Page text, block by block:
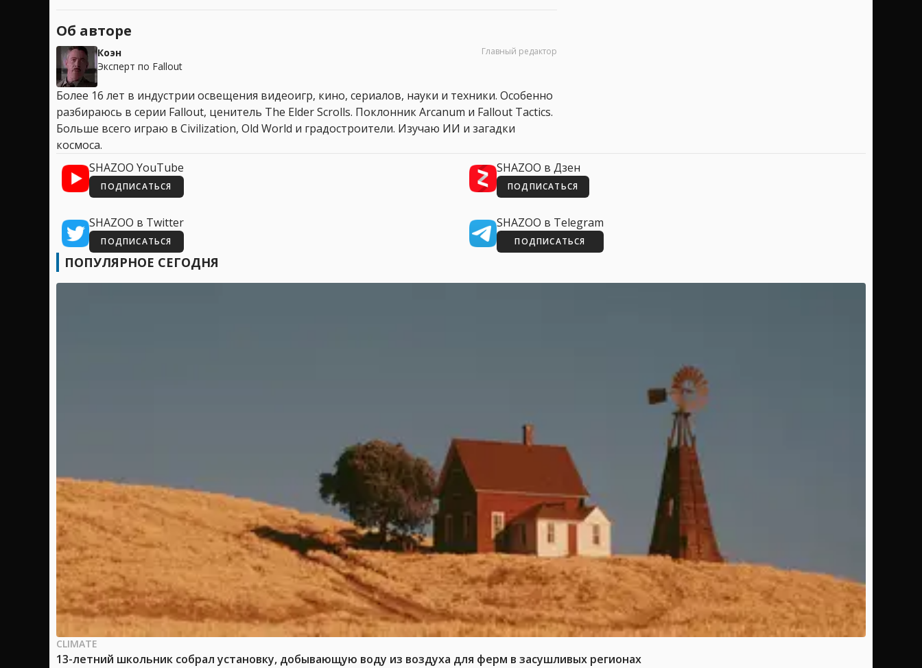
Об авторе
Коэн
Эксперт по Fallout
Главный редактор
Более 16 лет в индустрии освещения видеоигр, кино, сериалов, науки и техники. Особенно
разбираюсь в серии Fallout, ценитель The Elder Scrolls. Поклонник Arcanum и Fallout Tactics.
Больше всего играю в Civilization, Old World и градостроители. Изучаю ИИ и загадки
космоса.
SHAZOO YouTube
ПОДПИСАТЬСЯ
SHAZOO в Дзен
ПОДПИСАТЬСЯ
SHAZOO в Twitter
ПОДПИСАТЬСЯ
SHAZOO в Telegram
ПОДПИСАТЬСЯ
ПОПУЛЯРНОЕ СЕГОДНЯ
CLIMATE
13-летний школьник собрал установку, добывающую воду из воздуха для ферм в засушливых регионах